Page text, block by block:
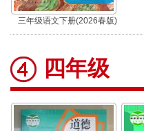
三年级语文下册(2026春版)
(部编版)
四年级